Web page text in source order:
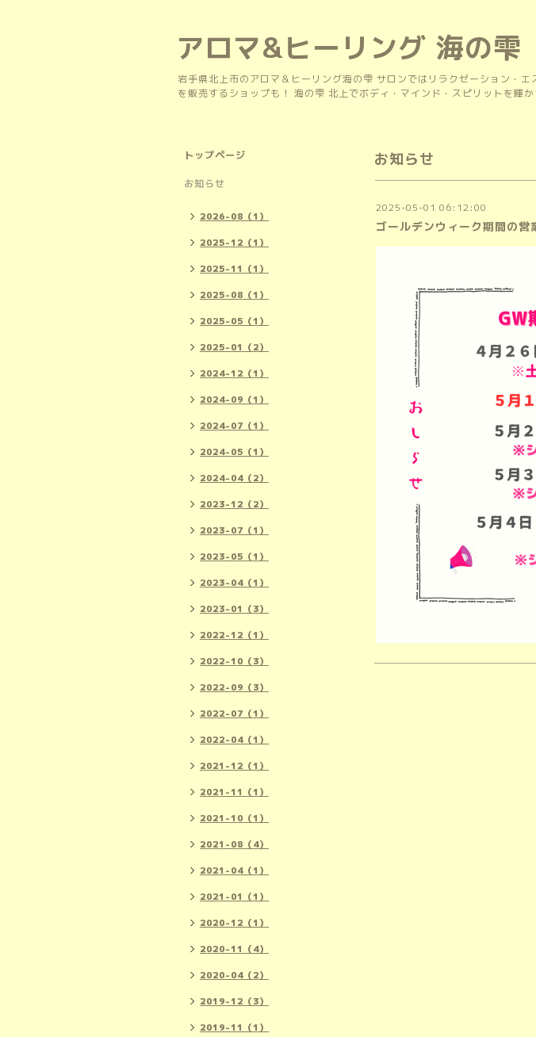
アロマ&ヒーリング 海の雫
岩手県北上市のアロマ＆ヒーリング海の雫 サロンではリラクゼーション・
を販売するショップも！ 海の雫 北上でボディ・マインド・スピリットを輝か
お知らせ
2025-05-01 06:12:00
ゴールデンウィーク期間の営
トップページ
お知らせ
2026-08（1）
2025-12（1）
2025-11（1）
2025-08（1）
2025-05（1）
2025-01（2）
2024-12（1）
2024-09（1）
2024-07（1）
2024-05（1）
2024-04（2）
2023-12（2）
2023-07（1）
2023-05（1）
2023-04（1）
2023-01（3）
2022-12（1）
2022-10（3）
2022-09（3）
2022-07（1）
2022-04（1）
2021-12（1）
2021-11（1）
2021-10（1）
2021-08（4）
2021-04（1）
2021-01（1）
2020-12（1）
2020-11（4）
2020-04（2）
2019-12（3）
2019-11（1）